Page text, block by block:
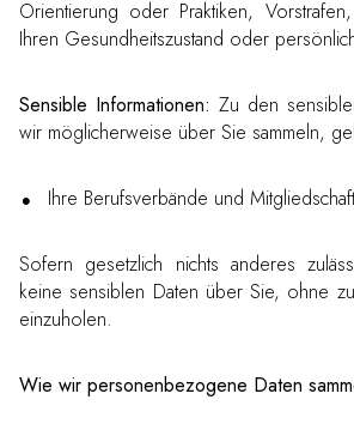
Orientierung oder Praktiken,
Ihren Gesundheitszustand oder
Sensible Informationen: Zu den
wir möglicherweise über Sie sammeln,
Ihre Berufsverbände und
Sofern gesetzlich nichts anderes
keine sensiblen Daten über Sie, ohne
einzuholen.
Wie wir personenbezogene Daten